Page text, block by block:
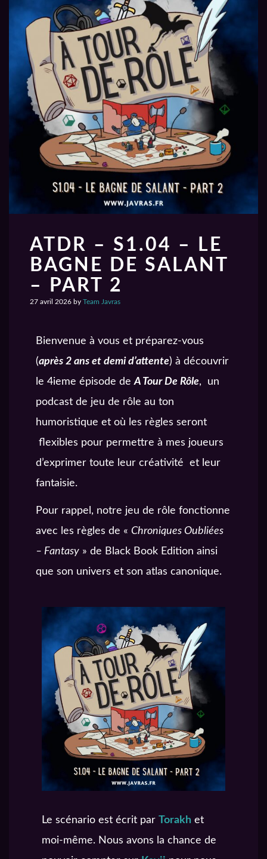
ATDR – S1.04 – LE
BAGNE DE SALANT
– PART 2
27 avril 2026 by Team Javras
Bienvenue à vous et préparez-vous
(après 2 ans et demi d’attente) à découvrir
le 4ieme épisode deA Tour De Rôle, un
podcast de jeu de rôle au ton
humoristique et où les règles seront
flexibles pour permettre à mes joueurs
d’exprimer toute leur créativité et leur
fantaisie.
Pour rappel, notre jeu de rôle fonctionne
avec les règles de « Chroniques Oubliées
– Fantasy » de Black Book Edition ainsi
que son univers et son atlas canonique.
Le scénario est écrit par Torakh et
moi-même. Nous avons la chance de